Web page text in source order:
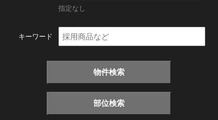
指定なし
キーワード
物件検索
部位検索